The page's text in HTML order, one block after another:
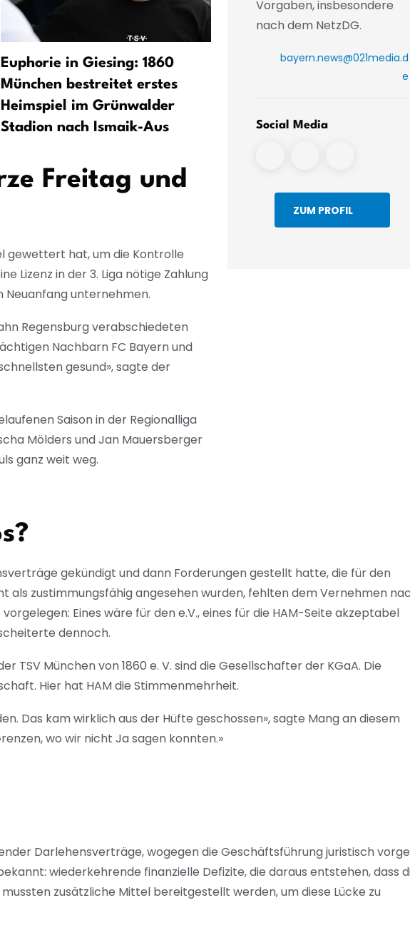
Euphorie in Giesing: 1860
München bestreitet erstes
Heimspiel im Grünwalder
Stadion nach Ismaik-Aus
Kompany weckt
Freitag und
gewettert hat, um die Kontrolle
Lizenz in der 3. Liga nötige Zahlung
Neuanfang unternehmen.
Regensburg verabschiedeten
Nachbarn FC Bayern und
gesund», sagte der
Saison in der Regionalliga
Mölders und Jan Mauersberger
ganz weit weg.
Vorgaben, insbesondere
nach dem NetzDG.
bayern.news@021media.d
e
Social Media
ZUM PROFIL
gekündigt und dann Forderungen gestellt hatte, die für den
als zustimmungsfähig angesehen wurden, fehlten dem Vernehmen
Eines wäre für den e.V., eines für die HAM-Seite akzeptabel
dennoch.
München von 1860 e. V. sind die Gesellschafter der KGaA. Die
Hier hat HAM die Stimmenmehrheit.
Das kam wirklich aus der Hüfte geschossen», sagte Mang an diesem
wo wir nicht Ja sagen konnten.»
Darlehensverträge, wogegen die Geschäftsführung juristisch
wiederkehrende finanzielle Defizite, die daraus entstehen, dass
zusätzliche Mittel bereitgestellt werden, um diese Lücke zu